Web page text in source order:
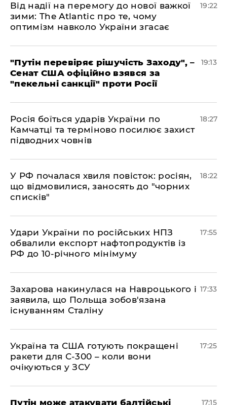
​Від надії на перемогу до нової важкої
зими: The Atlantic про те, чому
оптимізм навколо України згасає
19:22
​"Путін перевіряє рішучість Заходу", –
Сенат США офіційно взявся за
"пекельні санкції" проти Росії
19:13
​Росія боїться ударів України по
Камчатці та терміново посилює захист
підводних човнів
18:27
​У РФ почалася хвиля повісток: росіян,
що відмовилися, заносять до "чорних
списків"
18:22
​Удари України по російських НПЗ
обвалили експорт нафтопродуктів із
РФ до 10-річного мінімуму
17:55
​Захарова накинулася на Навроцького і
заявила, що Польща зобов'язана
існуванням Сталіну
17:33
​Україна та США готують покращені
ракети для С-300 – коли вони
очікуються у ЗСУ
17:25
​Путін може атакувати балтійські
17:15